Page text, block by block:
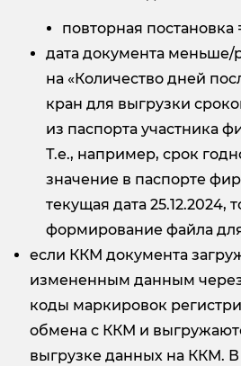
повторная
дата документа меньше/
на «Количество дней
кран для выгрузки
из паспорта участника
Т.е., например, срок
значение в паспорте
текущая дата 25.12.2024,
формирование файла
если ККМ документа
измененным данным
коды маркировок
обмена с ККМ и
выгрузке данных на ККМ.